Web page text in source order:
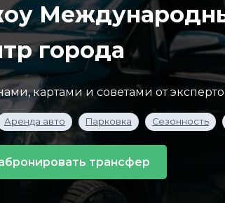
города
картами и советами от
Аренда авто Парковка Сезонность
трансфер